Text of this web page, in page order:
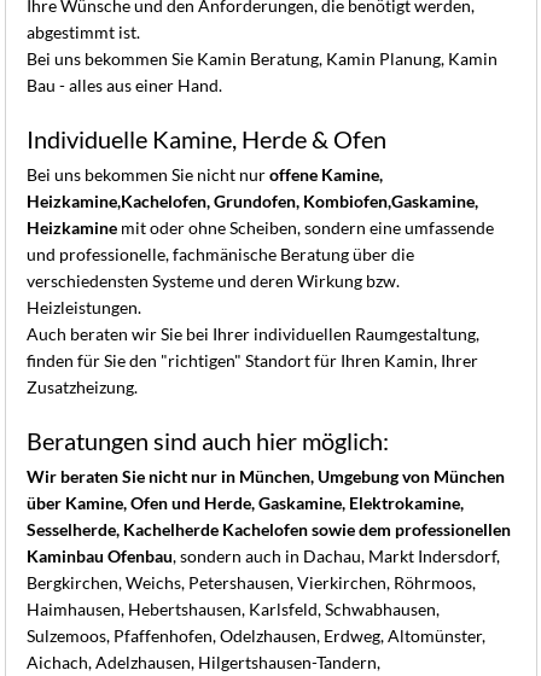
Ihre Wünsche und den Anforderungen, die benötigt werden,
abgestimmt ist.
Bei uns bekommen Sie Kamin Beratung, Kamin Planung, Kamin
Bau - alles aus einer Hand.
Individuelle Kamine, Herde & Ofen
Bei uns bekommen Sie nicht nuroffene Kamine,
Heizkamine,Kachelofen, Grundofen, Kombiofen,Gaskamine,
Heizkamine mit oder ohne Scheiben, sondern eine umfassende
und professionelle, fachmänische Beratung über die
verschiedensten Systeme und deren Wirkung bzw.
Heizleistungen.
Auch beraten wir Sie bei Ihrer individuellen Raumgestaltung,
finden für Sie den "richtigen" Standort für Ihren Kamin, Ihrer
Zusatzheizung.
Beratungen sind auch hier möglich:
Wir beraten Sie nicht nur in München, Umgebung von München
über Kamine, Ofen und Herde, Gaskamine, Elektrokamine,
Sesselherde, Kachelherde Kachelofen sowie dem professionellen
Kaminbau Ofenbau, sondern auch in Dachau, Markt Indersdorf,
Bergkirchen, Weichs, Petershausen, Vierkirchen, Röhrmoos,
Haimhausen, Hebertshausen, Karlsfeld, Schwabhausen,
Sulzemoos, Pfaffenhofen, Odelzhausen, Erdweg, Altomünster,
Aichach, Adelzhausen, Hilgertshausen-Tandern,